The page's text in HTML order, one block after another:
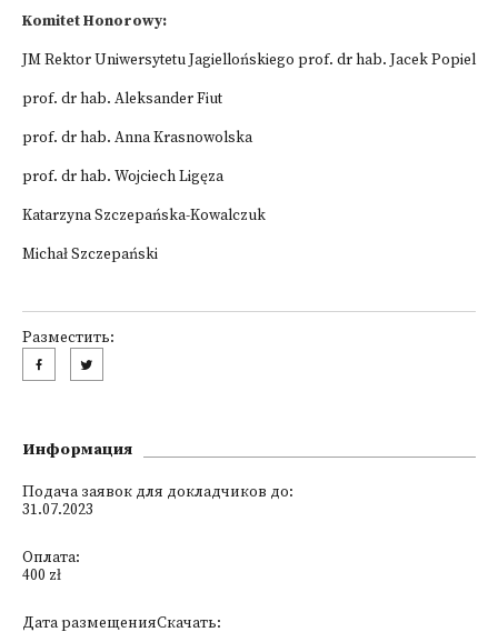
Komitet Honorowy:
JM Rektor Uniwersytetu Jagiellońskiego prof. dr hab. Jacek Popiel
prof. dr hab. Aleksander Fiut
prof. dr hab. Anna Krasnowolska
prof. dr hab. Wojciech Ligęza
Katarzyna Szczepańska-Kowalczuk
Michał Szczepański
Разместить:
Информация
Подача заявок для докладчиков до:
31.07.2023
Оплата:
400 zł
Дата размещенияСкачать: